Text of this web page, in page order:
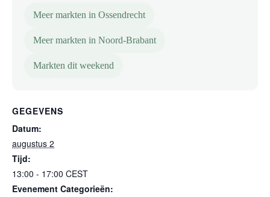
Meer markten in Ossendrecht
Meer markten in Noord-Brabant
Markten dit weekend
GEGEVENS
Datum:
augustus 2
Tijd:
13:00 - 17:00 CEST
Evenement Categorieën: